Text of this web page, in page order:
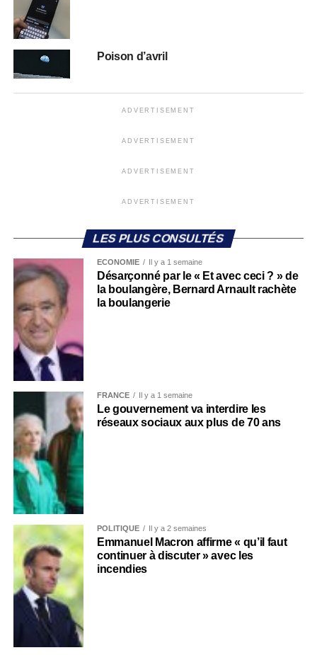
Poison d’avril
ADVERTISEMENT
ADVERTISEMENT
ADVERTISEMENT
ADVERTISEMENT
LES PLUS CONSULTÉS
ECONOMIE Il y a 1 semaine
Désarçonné par le « Et avec ceci ? » de
la boulangère, Bernard Arnault rachète
la boulangerie
FRANCE Il y a 1 semaine
Le gouvernement va interdire les
réseaux sociaux aux plus de 70 ans
POLITIQUE Il y a 2 semaines
Emmanuel Macron affirme « qu’il faut
continuer à discuter » avec les
incendies